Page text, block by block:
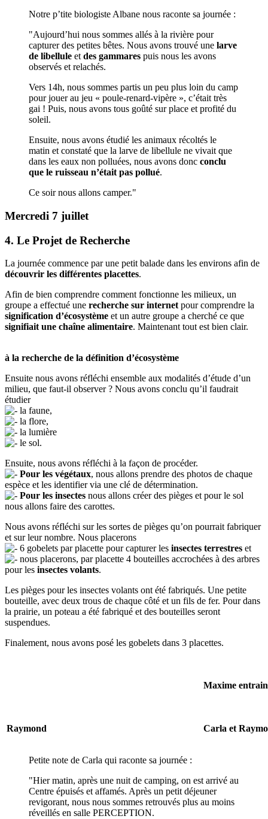
Notre p’tite biologiste Albane nous raconte sa journée :
"Aujourd’hui nous sommes allés à la rivière pour
capturer des petites bêtes. Nous avons trouvé une larve
de libellule et des gammares puis nous les avons
observés et relachés.
Vers 14h, nous sommes partis un peu plus loin du camp
pour jouer au jeu « poule-renard-vipère », c’était très
gai ! Puis, nous avons tous goûté sur place et profité du
soleil.
Ensuite, nous avons étudié les animaux récoltés le
matin et constaté que la larve de libellule ne vivait que
dans les eaux non polluées, nous avons donc conclu
que le ruisseau n’était pas pollué.
Ce soir nous allons camper."
Mercredi 7 juillet
4. Le Projet de Recherche
La journée commence par une petit balade dans les environs afin de
découvrir les différentes placettes.
Afin de bien comprendre comment fonctionne les milieux, un
groupe a effectué une recherche sur internet pour comprendre la
signification d’écosystème et un autre groupe a cherché ce que
signifiait une chaîne alimentaire. Maintenant tout est bien clair.
à la recherche de la définition d’écosystème
Ensuite nous avons réfléchi ensemble aux modalités d’étude d’un
milieu, que faut-il observer ? Nous avons conclu qu’il faudrait
étudier
la faune,
la flore,
la lumière
le sol.
Ensuite, nous avons réfléchi à la façon de procéder.
Pour les végétaux, nous allons prendre des photos de chaque
espèce et les identifier via une clé de détermination.
Pour les insectes nous allons créer des pièges et pour le sol
nous allons faire des carottes.
Nous avons réfléchi sur les sortes de pièges qu’on pourrait fabriquer
et sur leur nombre. Nous placerons
6 gobelets par placette pour capturer les insectes terrestres et
nous placerons, par placette 4 bouteilles accrochées à des arbres
pour les insectes volants.
Les pièges pour les insectes volants ont été fabriqués. Une petite
bouteille, avec deux trous de chaque côté et un fils de fer. Pour dans
la prairie, un poteau a été fabriqué et des bouteilles seront
suspendues.
Finalement, nous avons posé les gobelets dans 3 placettes.
Maxime
Raymond Carla et
Petite note de Carla qui raconte sa journée :
"Hier matin, après une nuit de camping, on est arrivé au
Centre épuisés et affamés. Après un petit déjeuner
revigorant, nous nous sommes retrouvés plus au moins
réveillés en salle PERCEPTION.